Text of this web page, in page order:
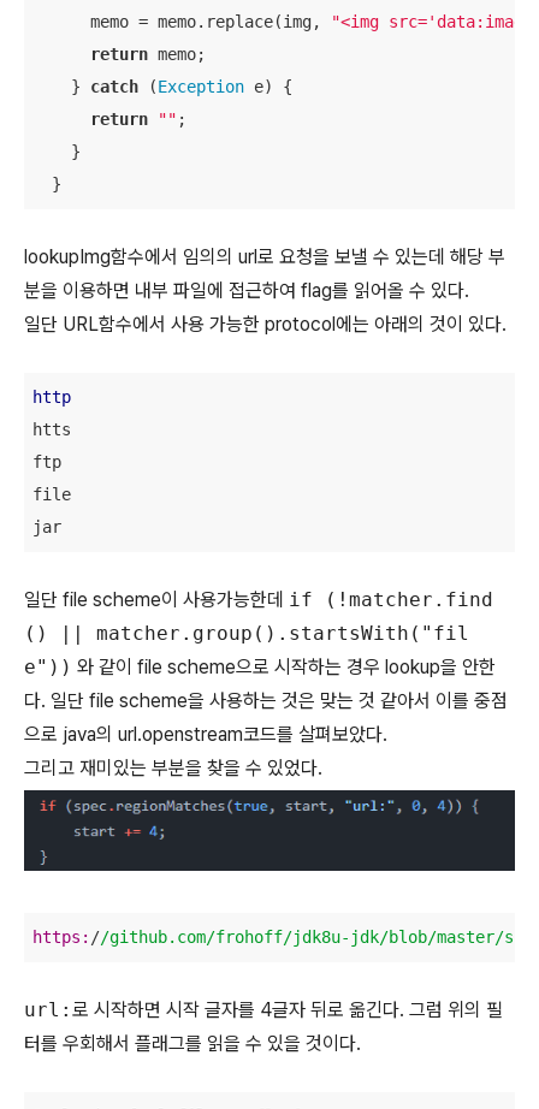
      memo = memo.replace(img,
"<img
return memo;
    }
catch (Exception e) {
return
"" ;
    }
  }
lookupImg함수에서 임의의 url로 요청을 보낼 수 있는데 해당 부
분을 이용하면 내부 파일에 접근하여 flag를 읽어올 수 있다.
일단 URL함수에서 사용 가능한 protocol에는 아래의 것이 있다.
http
htts
ftp
file
jar
일단 file scheme이 사용가능한데 if (!matcher.find
() || matcher.group().startsWith("fil
e")) 와 같이 file scheme으로 시작하는 경우 lookup을 안한
다. 일단 file scheme을 사용하는 것은 맞는 것 같아서 이를 중점
으로 java의 url.openstream코드를 살펴보았다.
그리고 재미있는 부분을 찾을 수 있었다.
https: //github.com/frohoff/jdk8u-jdk/blob/master/src
url: 로 시작하면 시작 글자를 4글자 뒤로 옮긴다. 그럼 위의 필
터를 우회해서 플래그를 읽을 수 있을 것이다.